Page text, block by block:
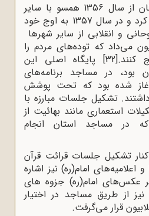
فعالیت روحانیون استان از سال 1356 همسو با سایر
نقاط کشور افزایش پیدا کرد و در سال 1357 به اوج خود
و انقلابی از سایر شهرها
می‌داد که توده‌های مردم را
کنند.[32]پایگاه اصلی این
بود، در مساجد برنامه‌های
از دهه‌ی 40 آغاز شده بود که تحت پوشش
تشکیل جلسات مبارزه با
استعماری مانند بهائیت از
در مساجد استان انجام
تشکیل جلسات قرائت قرآن
اعلامیه‌های امام(ره) نیز اشاره
عکس‌های امام(ره) جزوه های
از طریق مساجد در اختیار
قرار می‌گرفت.